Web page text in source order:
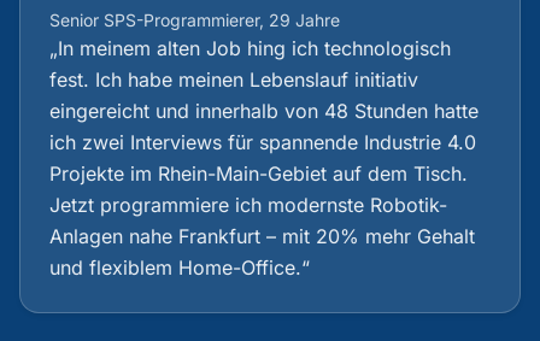
Senior SPS-Programmierer, 29 Jahre
„In meinem alten Job hing ich technologisch
fest. Ich habe meinen Lebenslauf initiativ
eingereicht und innerhalb von 48 Stunden hatte
ich zwei Interviews für spannende Industrie 4.0
Projekte im Rhein-Main-Gebiet auf dem Tisch.
Jetzt programmiere ich modernste Robotik-
Anlagen nahe Frankfurt – mit 20% mehr Gehalt
und flexiblem Home-Office.“